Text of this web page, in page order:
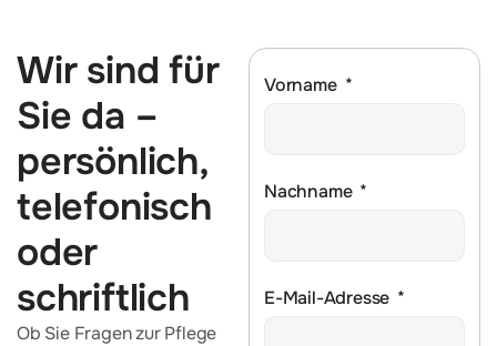
Wir sind für
Sie da –
persönlich,
telefonisch
oder
schriftlich
Ob Sie Fragen zur Pflege
Vorname
Nachname
E-Mail-Adresse